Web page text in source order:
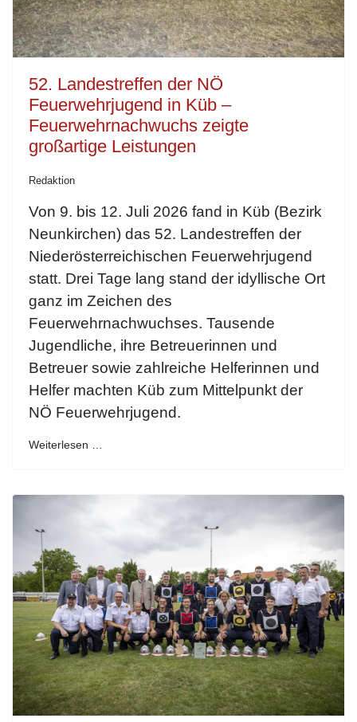
52. Landestreffen der NÖ
Feuerwehrjugend in Küb –
Feuerwehrnachwuchs zeigte
großartige Leistungen
Redaktion
Von 9. bis 12. Juli 2026 fand in Küb (Bezirk
Neunkirchen) das 52. Landestreffen der
Niederösterreichischen Feuerwehrjugend
statt. Drei Tage lang stand der idyllische Ort
ganz im Zeichen des
Feuerwehrnachwuchses. Tausende
Jugendliche, ihre Betreuerinnen und
Betreuer sowie zahlreiche Helferinnen und
Helfer machten Küb zum Mittelpunkt der
NÖ Feuerwehrjugend.
Weiterlesen …